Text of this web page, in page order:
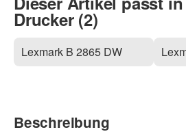
Drucker (2)
Lexmark B 2865 DW
Beschreibung